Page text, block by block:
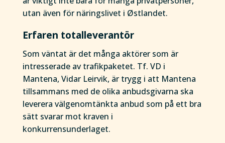
utan även för näringslivet i Østlandet.
Erfaren totalleverantör
Som väntat är det många aktörer som är
intresserade av trafikpaketet. Tf. VD i
Mantena, Vidar Leirvik, är trygg i att Mantena
tillsammans med de olika anbudsgivarna ska
leverera välgenomtänkta anbud som på ett bra
sätt svarar mot kraven i
konkurrensunderlaget.